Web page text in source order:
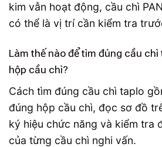
kim vẫn hoạt động, cầu chì
có thể là vị trí cần kiểm tra
Làm thế nào để tìm đúng cầu
hộp cầu chì?
Cách tìm đúng cầu chì taplo
đúng hộp cầu chì, đọc sơ đồ
ký hiệu chức năng và kiểm tra
của từng cầu chì nghi vấn.